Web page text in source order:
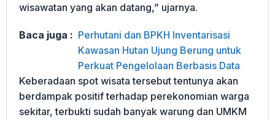
wisawatan yang akan datang,” ujarnya.
Baca juga : Perhutani dan BPKH Inventarisasi
Kawasan Hutan Ujung Berung untuk
Perkuat Pengelolaan Berbasis Data
Keberadaan spot wisata tersebut tentunya akan
berdampak positif terhadap perekonomian warga
sekitar, terbukti sudah banyak warung dan UMKM